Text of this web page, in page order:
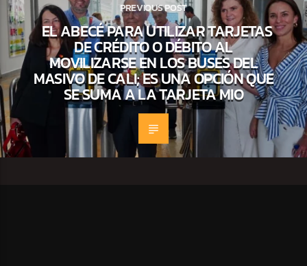
PREVIOUS POST
EL ABECÉ PARA UTILIZAR TARJETAS
DE CRÉDITO O DÉBITO AL
MOVILIZARSE EN LOS BUSES DEL
MASIVO DE CALI; ES UNA OPCIÓN QUE
SE SUMA A LA TARJETA MIO